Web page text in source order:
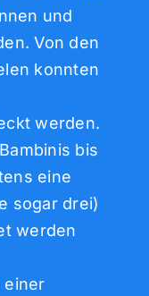
und
Von den
konnten
werden.
bis
eine
sogar drei)
werden
einer